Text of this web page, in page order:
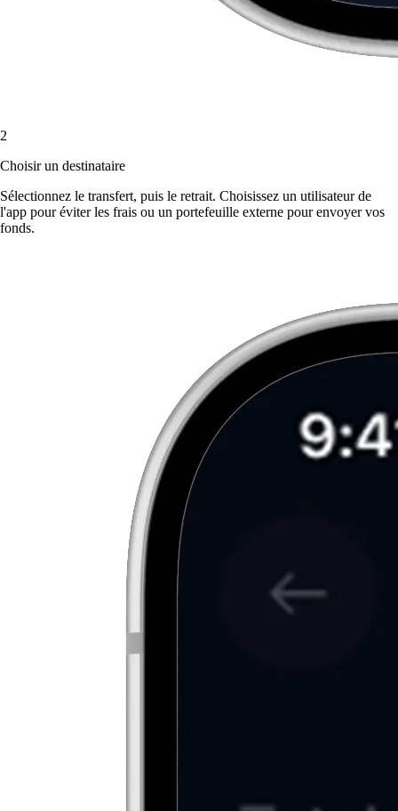
2
Choisir un destinataire
Sélectionnez le transfert, puis le retrait. Choisissez un utilisateur de
l'app pour éviter les frais ou un portefeuille externe pour envoyer vos
fonds.